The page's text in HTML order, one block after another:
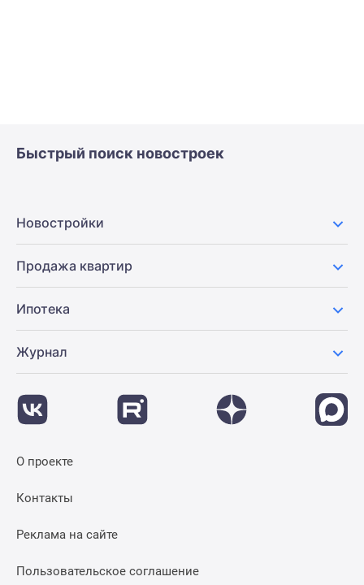
Быстрый поиск новостроек
Новостройки
Продажа квартир
Ипотека
Журнал
О проекте
Контакты
Реклама на сайте
Пользовательское соглашение